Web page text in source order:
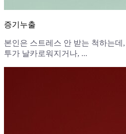
증기누출
본인은 스트레스 안 받는 척하는
투가 날카로워지거나, ...